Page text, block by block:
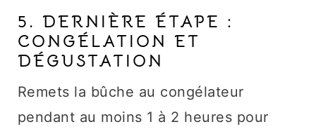
5. DERNIÈRE ÉTAPE :
CONGÉLATION ET
DÉGUSTATION
Remets la bûche au congélateur
pendant au moins 1 à 2 heures pour